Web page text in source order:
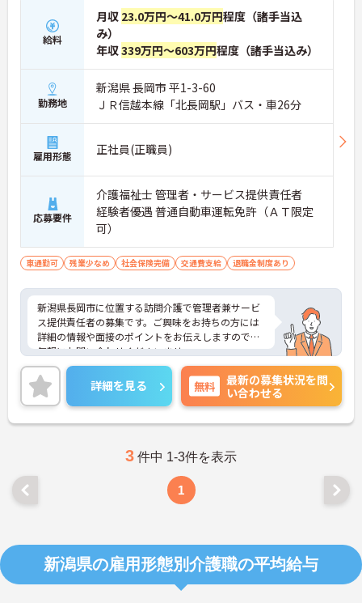
給料
月収 23.0万円～41.0万円程度（諸手当込
み）
年収339万円～603万円程度（諸手当込み）
勤務地
新潟県 長岡市 平1-3-60
ＪＲ信越本線「北長岡駅」バス・車26分
雇用形態 正社員(正職員)
応募要件
介護福祉士 管理者・サービス提供責任者
経験者優遇 普通自動車運転免許（ＡＴ限定
可）
車通勤可 残業少なめ 社会保険完備 交通費支給 退職金制度あり
新潟県長岡市に位置する訪問介護で管理者兼サービ
ス提供責任者の募集です。ご興味をお持ちの方には
詳細の情報や面接のポイントをお伝えしますのでお
気軽にお問い合わせくださいませ。
詳細を見る 無料
最新の募集状況を問
い合わせる
3 件中 1-3件を表示
1
新潟県の雇用形態別介護職の平均給与